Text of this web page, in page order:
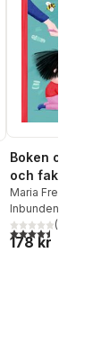
Boken om att
och fakta om
myggbett,
sår och
sprutor
Maria Frensborg
Lindsten
Inbunden
4,5utav 5(
178 kr